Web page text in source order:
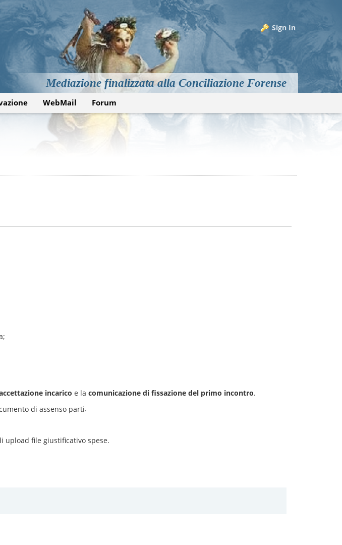
Sign In
Mediazione finalizzata alla Conciliazione Forense
WebMail Forum
incarico e la comunicazione di fissazione del primo incontro.
di assenso parti.
upload file giustificativo spese.